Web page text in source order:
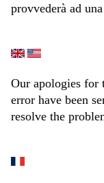
provvederà ad
Our apologies for
error have been
resolve the